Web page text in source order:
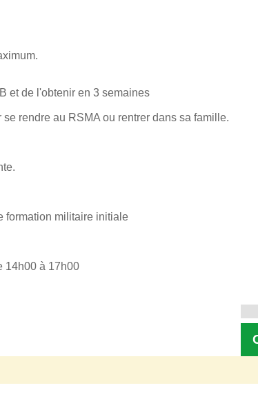
et de l'obtenir en 3 semaines
rendre au RSMA ou rentrer dans sa famille.
formation militaire initiale
14h00 à 17h00